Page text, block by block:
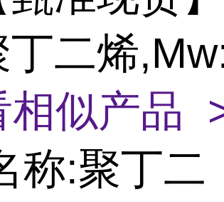
二烯
相似产品
称:聚丁二